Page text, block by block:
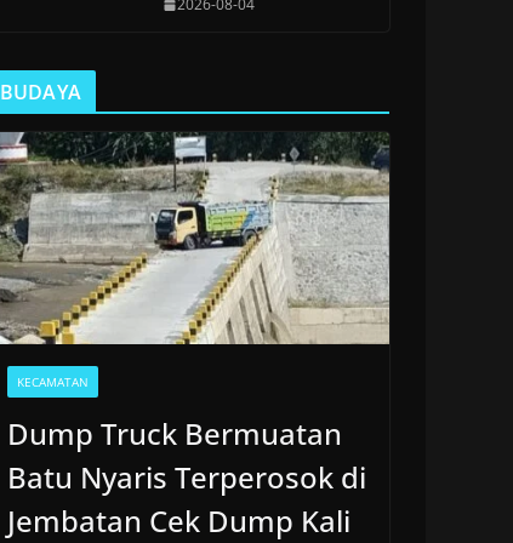
2026-08-04
BUDAYA
KECAMATAN
Dump Truck Bermuatan
Batu Nyaris Terperosok di
Jembatan Cek Dump Kali